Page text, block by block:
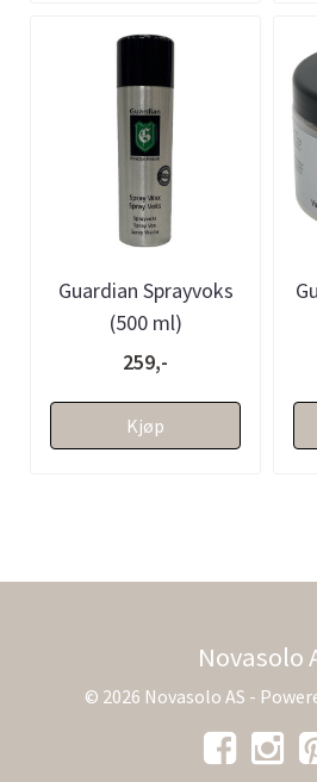
Guardian Sprayvoks
(500 ml)
259,-
Kjøp
Novasolo
© 2026 Novasolo AS -